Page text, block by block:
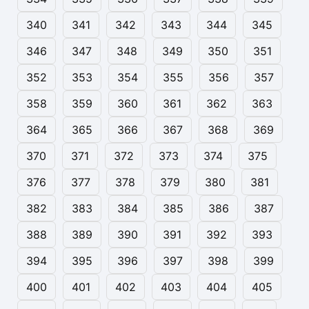
340
341 342 343 344
345
346
347 348 349 350
351
352
353 354 355 356
357
358
359 360 361 362
363
364
365 366 367 368
369
370
371 372 373 374
375
376
377 378 379 380
381
382
383 384 385 386
387
388
389 390 391 392
393
394
395 396 397 398
399
400
401 402 403 404
405